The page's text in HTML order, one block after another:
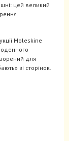
цей великий
Moleskine
для
зі сторінок.